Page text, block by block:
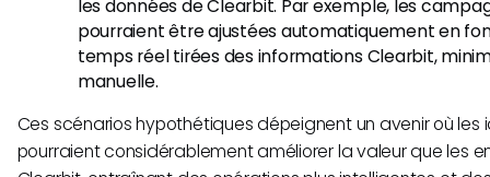
les données de Clearbit. Par exemple, les
pourraient être ajustées automatiquement en
temps réel tirées des informations Clearbit,
manuelle.
Ces scénarios hypothétiques dépeignent un avenir où les
pourraient considérablement améliorer la valeur que les